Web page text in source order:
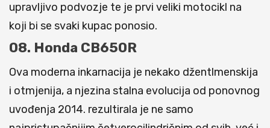
upravljivo podvozje te je prvi veliki motocikl na
koji bi se svaki kupac ponosio.
08. Honda CB650R
Ova moderna inkarnacija je nekako džentlmenskija
i otmjenija, a njezina stalna evolucija od ponovnog
uvođenja 2014. rezultirala je ne samo